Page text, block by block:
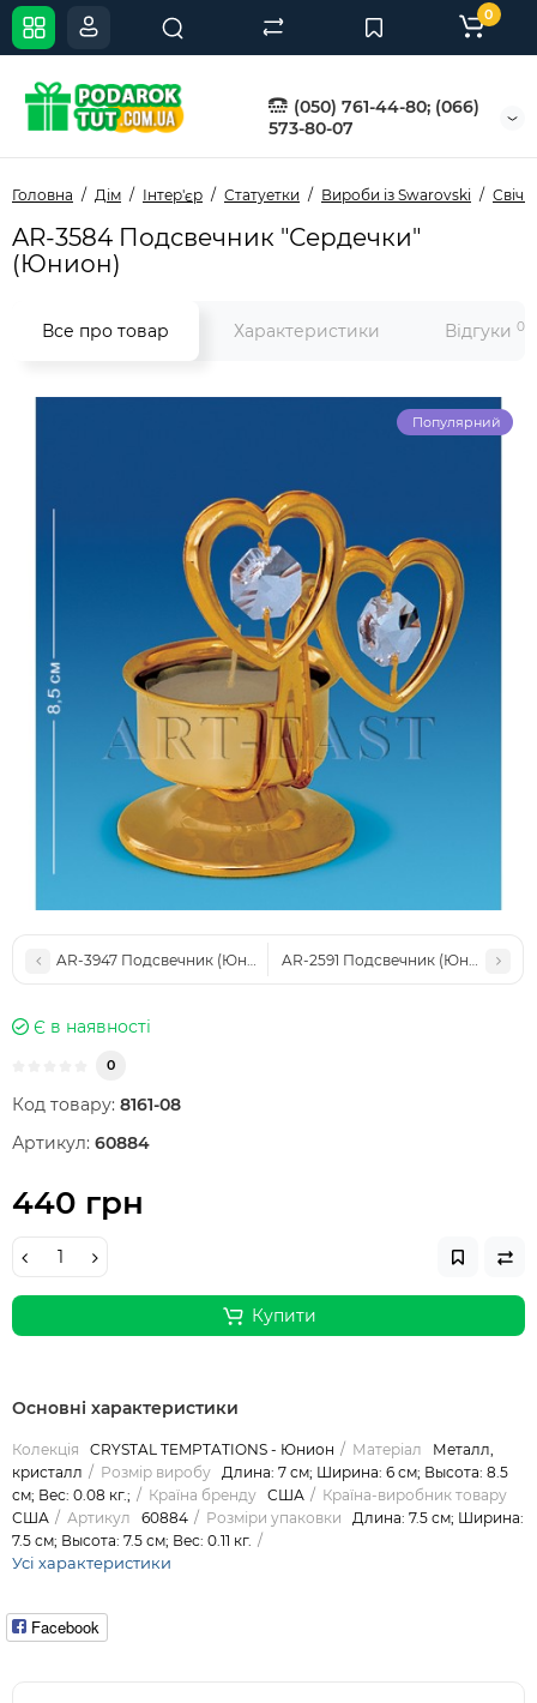
(050) 761-44-80; (066)
573-80-07
0
Головна Дім Інтер'єр Статуетки Вироби із Swarovski
AR-3584 Подсвечник "Сердечки"
(Юнион)
Все про товар Характеристики Відгуки 0
Популярний
AR-3947 Подсвечник (Юнион) AR-2591 Подсвечник (Юнион)
Є в наявності
0
Код товару: 8161-08
Артикул: 60884
440 грн
Купити
Основні характеристики
Колекція CRYSTAL TEMPTATIONS - Юнион Матеріал
Металл,
кристалл
Розмір виробу Длина: 7 см; Ширина: 6 см; Высота: 8.5
см; Вес: 0.08 кг.;
Країна бренду США
Країна-виробник товару
США
Артикул 60884 Розміри упаковки
Длина: 7.5 см; Ширина:
7.5 см; Высота: 7.5 см; Вес: 0.11 кг.
Усі характеристики
Facebook